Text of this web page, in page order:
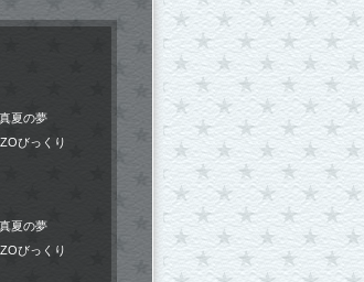
夏の夢
びっくり
夏の夢
びっくり